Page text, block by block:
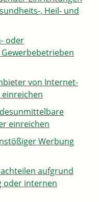
, Heil- und
oder
von Internet-
einreichen
Werbung
aufgrund
oder internen